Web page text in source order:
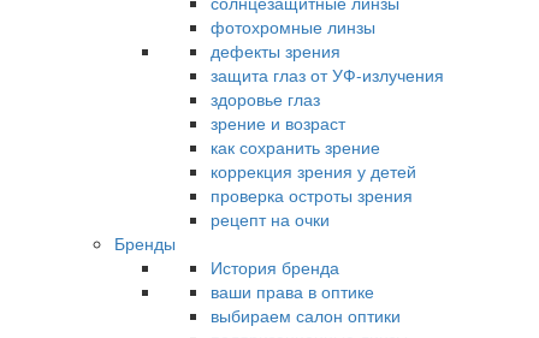
фотохромные линзы
дефекты зрения
защита глаз от УФ-излучения
здоровье глаз
зрение и возраст
как сохранить зрение
коррекция зрения у детей
проверка остроты зрения
рецепт на очки
Бренды
История бренда
ваши права в оптике
выбираем салон оптики